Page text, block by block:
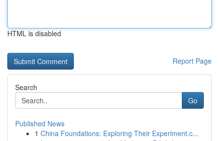
HTML is disabled
Report Page
Search
Go
Published News
1 China Foundations: Exploring Their Experiment.c...